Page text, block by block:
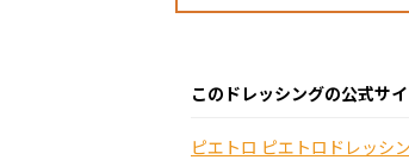
このドレッシングの公式サ
ピエトロ ピエトロドレッシ